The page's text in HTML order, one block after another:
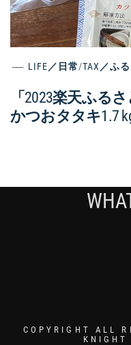
LIFE／日常/TAX／ふ
「2023楽天ふる
かつおタタキ1.7
COPYRIGHT ALL